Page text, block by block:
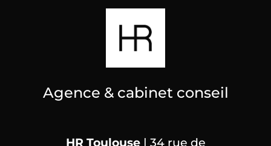
Agence & cabinet conseil
HR Toulouse | 34 rue de